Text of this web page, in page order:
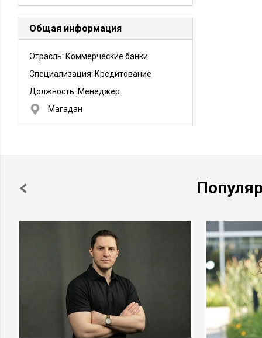
Общая информация
Отрасль: Коммерческие банки
Специализация: Кредитование
Должность: Менеджер
Магадан